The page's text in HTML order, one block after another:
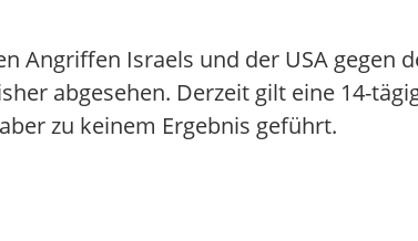
Angriffen Israels und der USA gegen
abgesehen. Derzeit gilt eine 14-
zu keinem Ergebnis geführt.